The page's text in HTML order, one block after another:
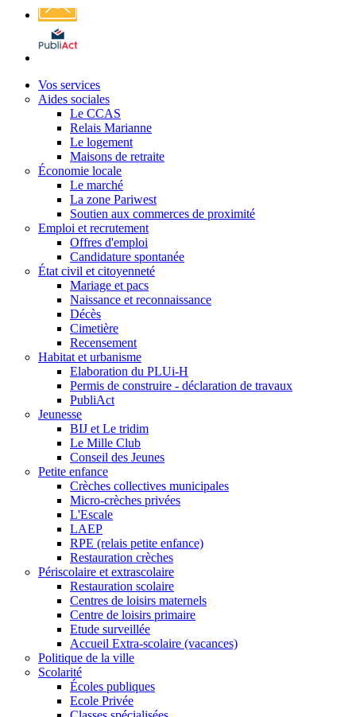
Affichage
légal
Vos services
Aides sociales
Le CCAS
Relais Marianne
Le logement
Maisons de retraite
Économie locale
Le marché
La zone Pariwest
Soutien aux commerces de proximité
Emploi et recrutement
Offres d'emploi
Candidature spontanée
État civil et citoyenneté
Mariage et pacs
Naissance et reconnaissance
Décès
Cimetière
Recensement
Habitat et urbanisme
Elaboration du PLUi-H
Permis de construire - déclaration de travaux
PubliAct
Jeunesse
BIJ et Le tridim
Le Mille Club
Conseil des Jeunes
Petite enfance
Crèches collectives municipales
Micro-crèches privées
L'Escale
LAEP
RPE (relais petite enfance)
Restauration crèches
Périscolaire et extrascolaire
Restauration scolaire
Centres de loisirs maternels
Centre de loisirs primaire
Etude surveillée
Accueil Extra-scolaire (vacances)
Politique de la ville
Scolarité
Écoles publiques
Ecole Privée